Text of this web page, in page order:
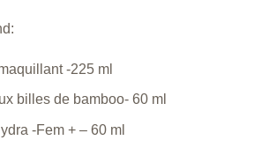
-225 ml
billes de bamboo- 60 ml
-Fem + – 60 ml